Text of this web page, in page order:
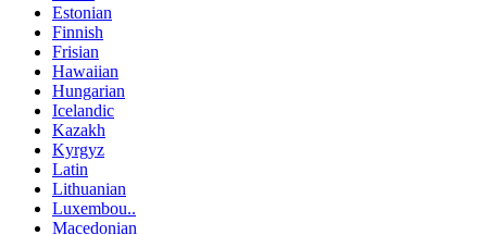
Estonian
Finnish
Frisian
Hawaiian
Hungarian
Icelandic
Kazakh
Kyrgyz
Latin
Lithuanian
Luxembou..
Macedonian